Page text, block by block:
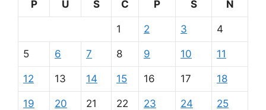
P
U S Č P S N
1 2 3 4
5 6 7 8 9 10 11
12 13 14 15 16 17 18
19 20 21 22 23 24 25